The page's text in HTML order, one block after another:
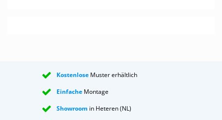
Kostenlose Muster erhältlich
Einfache Montage
Showroom in Heteren (NL)